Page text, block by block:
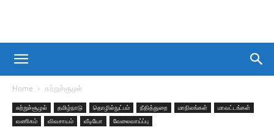
Home சுற்றுச்சூழல்
சுற்றுச்சூழல் தமிழ்நாடு தொழில்நுட்பம் நீதித்துறை மாநிலங்கள்
மாவட்டங்கள்
வணிகம்
விவசாயம் வீடியோ வேலைவாய்ப்பு